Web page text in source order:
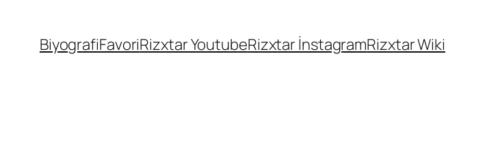
BiyografiFavoriRizxtar YoutubeRizxtar İnstagramRizxtar Wiki